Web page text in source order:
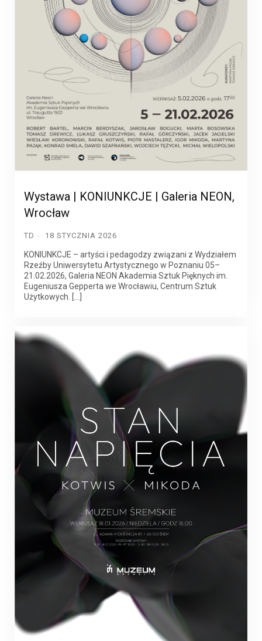
Wystawa | KONIUNKCJE | Galeria NEON,
Wrocław
TD 18 STYCZNIA 2026
KONIUNKCJE – artyści i pedagodzy związani z Wydziałem
Rzeźby Uniwersytetu Artystycznego w Poznaniu 05–
21.02.2026, Galeria NEON Akademia Sztuk Pięknych im.
Eugeniusza Gepperta we Wrocławiu, Centrum Sztuk
Użytkowych. […]